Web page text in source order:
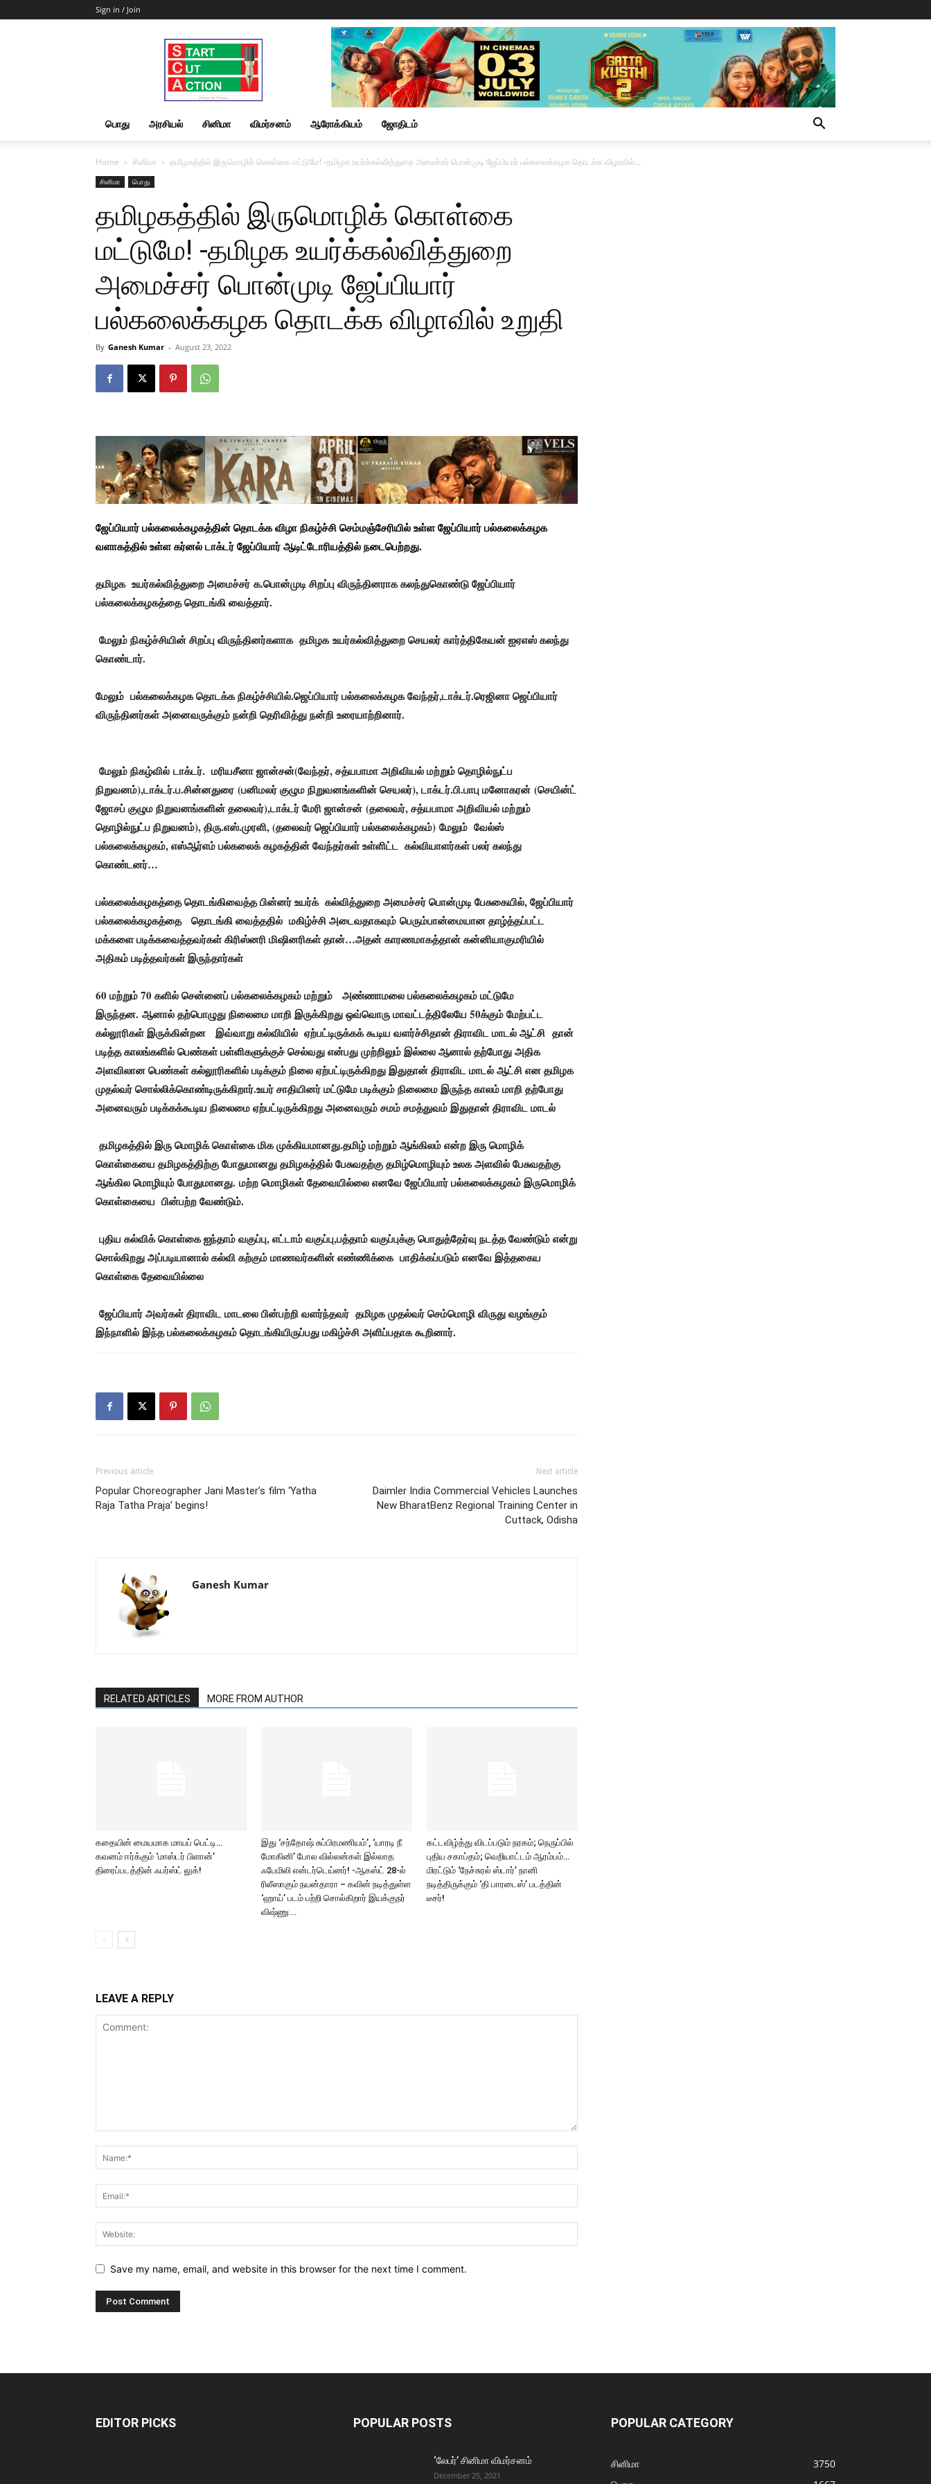
Sign in / Join
Start
Cut
Action
|
News
&
பொது அரசியல் சினிமா விமர்சனம் ஆரோக்கியம் ஜோதிடம்
Home சினிமா தமிழகத்தில் இருமொழிக் கொள்கை மட்டுமே! -தமிழக உயர்க்கல்வித்துறை அமைச்சர் பொன்முடி ஜேப்பியார் பல்கலைக்கழக தொடக்க விழாவில்...
சினிமா பொது
தமிழகத்தில் இருமொழிக் கொள்கை
மட்டுமே! -தமிழக உயர்க்கல்வித்துறை
அமைச்சர் பொன்முடி ஜேப்பியார்
பல்கலைக்கழக தொடக்க விழாவில் உறுதி
By Ganesh Kumar - August 23, 2022
ஜேப்பியார் பல்கலைக்கழகத்தின் தொடக்க விழா நிகழ்ச்சி செம்மஞ்சேரியில் உள்ள ஜேப்பியார் பல்கலைக்கழக
வளாகத்தில் உள்ள கர்னல் டாக்டர் ஜேப்பியார் ஆடிட்டோரியத்தில் நடைபெற்றது.
தமிழக உயர்கல்வித்துறை அமைச்சர் க.பொன்முடி சிறப்பு விருந்தினராக கலந்துகொண்டு ஜேப்பியார்
பல்கலைக்கழகத்தை தொடங்கி வைத்தார்.
மேலும் நிகழ்ச்சியின் சிறப்பு விருந்தினர்களாக தமிழகஉயர்கல்வித்துறை செயலர் கார்த்திகேயன் ஐஏஎஸ் கலந்து
கொண்டார்.
மேலும் பல்கலைக்கழக தொடக்க நிகழ்ச்சியில்.ஜெப்பியார் பல்கலைக்கழக வேந்தர்,டாக்டர்.ரெஜினா ஜெப்பியார்
விருந்தினர்கள் அனைவருக்கும் நன்றி தெரிவித்து நன்றி உரையாற்றினார்.
மேலும் நிகழ்வில் டாக்டர். மரியசீனா ஜான்சன்(வேந்தர், சத்யபாமா அறிவியல் மற்றும் தொழில்நுட்ப
நிறுவனம்),டாக்டர்.ப.சின்னதுரை (பனிமலர் குழும நிறுவனங்களின் செயலர்), டாக்டர்.பி.பாபு மனோகரன் (செயின்ட்
ஜோசப் குழும நிறுவனங்களின் தலைவர்),டாக்டர் மேரி ஜான்சன் (தலைவர், சத்யபாமா அறிவியல் மற்றும்
தொழில்நுட்ப நிறுவனம்), திரு.எஸ்.முரளி, (தலைவர் ஜெப்பியார் பல்கலைக்கழகம்) மேலும் வேல்ஸ்
பல்கலைக்கழகம், எஸ்ஆர்எம் பல்கலைக் கழகத்தின் வேந்தர்கள் உள்ளிட்ட கல்வியாளர்கள் பலர் கலந்து
கொண்டனர்…
பல்கலைக்கழகத்தை தொடங்கிவைத்த பின்னர் உயர்க் கல்வித்துறை அமைச்சர் பொன்முடி பேசுகையில்,ஜேப்பியார்
பல்கலைக்கழகத்தை தொடங்கி வைத்ததில் மகிழ்ச்சி அடைவதாகவும் பெரும்பான்மையான தாழ்த்தப்பட்ட
மக்களை படிக்கவைத்தவர்கள் கிரிஸ்னரி மிஷினரிகள் தான்…அதன் காரணமாகத்தான் கன்னியாகுமரியில்
அதிகம் படித்தவர்கள் இருந்தார்கள்
60 மற்றும் 70 களில் சென்னைப் பல்கலைக்கழகம் மற்றும் அண்ணாமலை பல்கலைக்கழகம் மட்டுமே
இருந்தன. ஆனால் தற்பொழுது நிலைமை மாறி இருக்கிறது ஒவ்வொரு மாவட்டத்திலேயே 50க்கும் மேற்பட்ட
கல்லூரிகள் இருக்கின்றன இவ்வாறு கல்வியில் ஏற்பட்டிருக்கக் கூடிய வளர்ச்சிதான் திராவிட மாடல் ஆட்சி தான்
படித்த காலங்களில் பெண்கள் பள்ளிகளுக்குச் செல்வது என்பது முற்றிலும் இல்லை ஆனால் தற்போது அதிக
அளவிலான பெண்கள் கல்லூரிகளில் படிக்கும் நிலை ஏற்பட்டிருக்கிறது இதுதான் திராவிட மாடல் ஆட்சி என தமிழக
முதல்வர் சொல்லிக்கொண்டிருக்கிறார்.உயர் சாதியினர் மட்டுமே படிக்கும் நிலைமை இருந்த காலம் மாறி தற்போது
அனைவரும் படிக்கக்கூடிய நிலைமை ஏற்பட்டிருக்கிறது அனைவரும் சமம் சமத்துவம் இதுதான் திராவிட மாடல்
தமிழகத்தில் இரு மொழிக் கொள்கை மிக முக்கியமானது.தமிழ் மற்றும் ஆங்கிலம் என்ற இரு மொழிக்
கொள்கையை தமிழகத்திற்கு போதுமானது தமிழகத்தில் பேசுவதற்கு தமிழ்மொழியும் உலக அளவில் பேசுவதற்கு
ஆங்கில மொழியும் போதுமானது. மற்ற மொழிகள் தேவையில்லை எனவே ஜேப்பியார் பல்கலைக்கழகம் இருமொழிக்
கொள்கையை பின்பற்ற வேண்டும்.
புதிய கல்விக் கொள்கை ஐந்தாம் வகுப்பு, எட்டாம் வகுப்பு,பத்தாம் வகுப்புக்கு பொதுத்தேர்வு நடத்த வேண்டும் என்று
சொல்கிறது அப்படியானால் கல்வி கற்கும் மாணவர்களின் எண்ணிக்கை பாதிக்கப்படும் எனவே இத்தகைய
கொள்கை தேவையில்லை
ஜேப்பியார் அவர்கள் திராவிட மாடலை பின்பற்றி வளர்ந்தவர் தமிழக முதல்வர் செம்மொழி விருது வழங்கும்
இந்நாளில் இந்த பல்கலைக்கழகம் தொடங்கியிருப்பது மகிழ்ச்சி அளிப்பதாக கூறினார்.
Previous article
Popular Choreographer Jani Master’s film ‘Yatha
Raja Tatha Praja’ begins!
Next article
Daimler India Commercial Vehicles Launches
New BharatBenz Regional Training Center in
Cuttack, Odisha
Ganesh Kumar
RELATED ARTICLES MORE FROM AUTHOR
கதையின் மையமாக மாயப் பெட்டி…
கவனம் ஈர்க்கும் ‘மாஸ்டர் பிளான்’
திரைப்படத்தின் ஃபர்ஸ்ட் லுக்!
இது ‘சந்தோஷ் சுப்பிரமணியம்’, ‘யாரடி நீ
மோகினி’ போல வில்லன்கள் இல்லாத
ஃபேமிலி என்டர்டெய்னர்! -ஆகஸ்ட் 28-ல்
ரிலீஸாகும் நயன்தாரா – கவின் நடித்துள்ள
‘ஹாய்’ படம் பற்றி சொல்கிறார் இயக்குநர்
விஷ்ணு...
கட்டவிழ்த்து விடப்படும் நரகம்; நெருப்பில்
புதிய சகாப்தம்; வெறியாட்டம் ஆரம்பம்…
மிரட்டும் ‘நேச்சுரல் ஸ்டார்’ நானி
நடித்திருக்கும் ‘தி பாரடைஸ்’ படத்தின்
டீசர்!
LEAVE A REPLY
Save my name, email, and website in this browser for the next time I comment.
EDITOR PICKS POPULAR POSTS
‘லேபர்’ சினிமா விமர்சனம்
December 25, 2021
POPULAR CATEGORY
சினிமா
3750